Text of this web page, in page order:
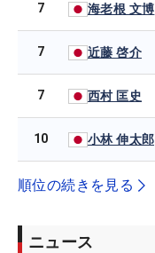
7 海老根 文博
7 近藤 啓介
7 西村 匡史
10 小林 伸太郎
順位の続きを見る
ニュース